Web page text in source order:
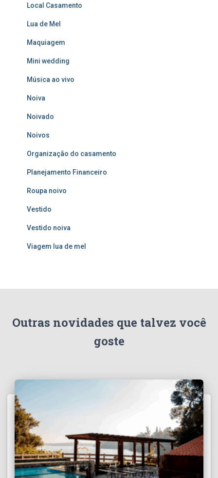
Local Casamento
Lua de Mel
Maquiagem
Mini wedding
Música ao vivo
Noiva
Noivado
Noivos
Organização do casamento
Planejamento Financeiro
Roupa noivo
Vestido
Vestido noiva
Viagem lua de mel
Outras novidades que talvez você
goste